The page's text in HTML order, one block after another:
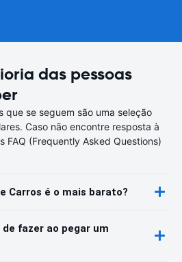
das pessoas
que se seguem são uma seleção
Caso não encontre resposta à
FAQ (Frequently Asked Questions)
Carros é o mais barato?
fazer ao pegar um